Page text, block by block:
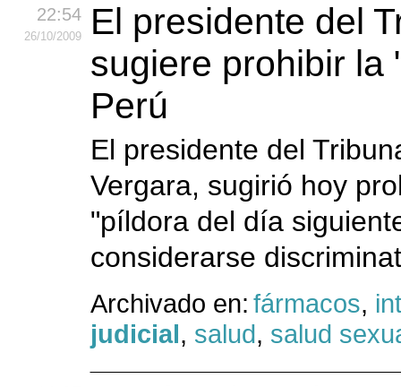
22:54
26/10/2009
El presidente del
sugiere prohibir la
Perú
El presidente del
Vergara, sugirió hoy
"píldora del día
considerarse
Archivado en: fármacos,
judicial, salud, salud